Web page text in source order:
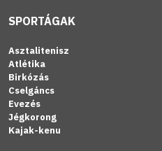
SPORTÁGAK
Asztalitenisz
Atlétika
Birkózás
Cselgáncs
Evezés
Jégkorong
Kajak-kenu